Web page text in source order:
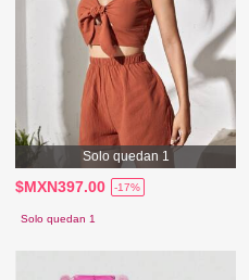
Solo quedan 1
$MXN397.00 -17%
Solo quedan 1